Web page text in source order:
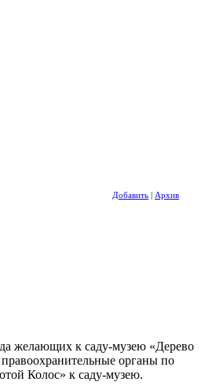
Добавить Архив
желающих к саду-музею «Дерево
органы по
Колос» к саду-музею.